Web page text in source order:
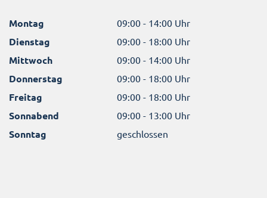
Montag 09:00 - 14:00 Uhr
Dienstag 09:00 - 18:00 Uhr
Mittwoch 09:00 - 14:00 Uhr
Donnerstag 09:00 - 18:00 Uhr
Freitag 09:00 - 18:00 Uhr
Sonnabend 09:00 - 13:00 Uhr
Sonntag geschlossen